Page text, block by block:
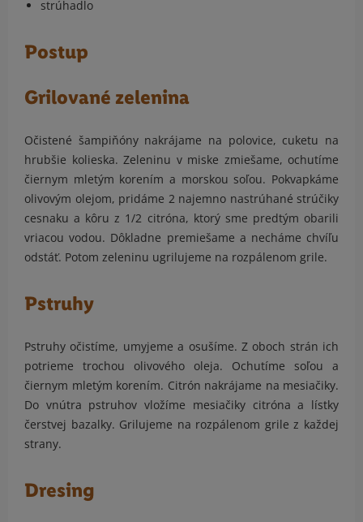
strúhadlo
Postup
Grilované zelenina
Očistené šampiňóny nakrájame na polovice, cuketu na
hrubšie kolieska. Zeleninu v miske zmiešame, ochutíme
čiernym mletým korením a morskou soľou. Pokvapkáme
olivovým olejom, pridáme 2 najemno nastrúhané strúčiky
cesnaku a kôru z 1/2 citróna, ktorý sme predtým obarili
vriacou vodou. Dôkladne premiešame a necháme chvíľu
odstáť. Potom zeleninu ugrilujeme na rozpálenom grile.
Pstruhy
Pstruhy očistíme, umyjeme a osušíme. Z oboch strán ich
potrieme trochou olivového oleja. Ochutíme soľou a
čiernym mletým korením. Citrón nakrájame na mesiačiky.
Do vnútra pstruhov vložíme mesiačiky citróna a lístky
čerstvej bazalky. Grilujeme na rozpálenom grile z každej
strany.
Dresing